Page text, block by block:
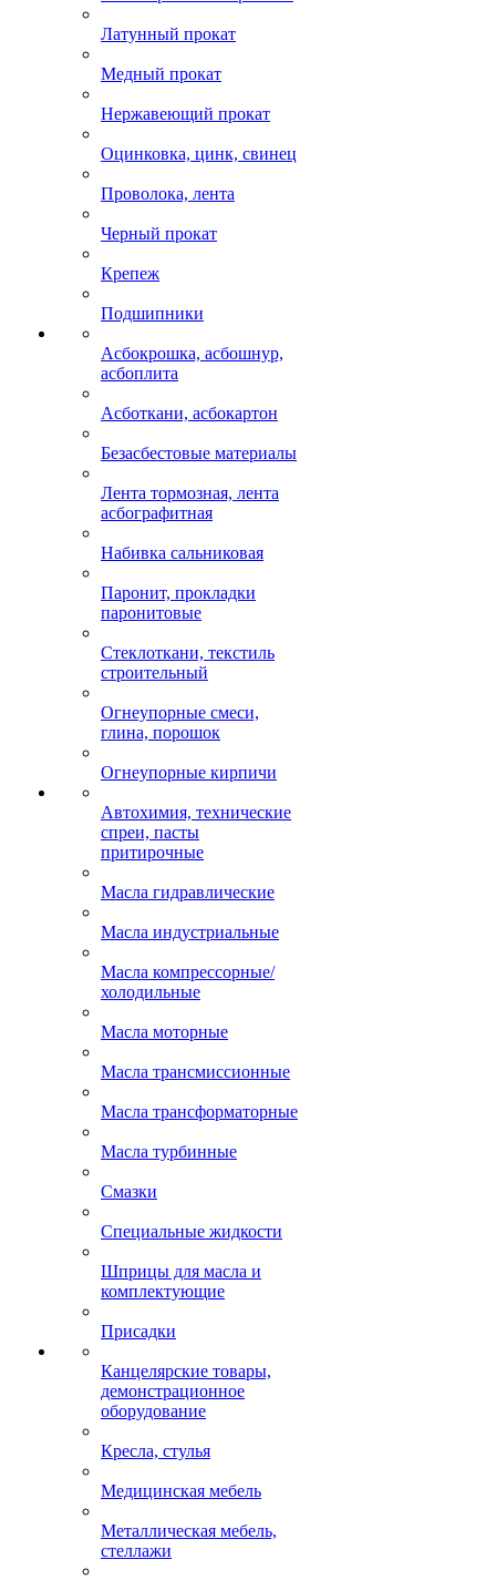
Латунный прокат
Медный прокат
Нержавеющий прокат
Оцинковка, цинк, свинец
Проволока, лента
Черный прокат
Крепеж
Подшипники
Асбокрошка, асбошнур,
асбоплита
Асботкани, асбокартон
Безасбестовые материалы
Лента тормозная, лента
асбографитная
Набивка сальниковая
Паронит, прокладки
паронитовые
Стеклоткани, текстиль
строительный
Огнеупорные смеси,
глина, порошок
Огнеупорные кирпичи
Автохимия, технические
спреи, пасты
притирочные
Масла гидравлические
Масла индустриальные
Масла компрессорные/
холодильные
Масла моторные
Масла трансмиссионные
Масла трансформаторные
Масла турбинные
Смазки
Специальные жидкости
Шприцы для масла и
комплектующие
Присадки
Канцелярские товары,
демонстрационное
оборудование
Кресла, стулья
Медицинская мебель
Металлическая мебель,
стеллажи